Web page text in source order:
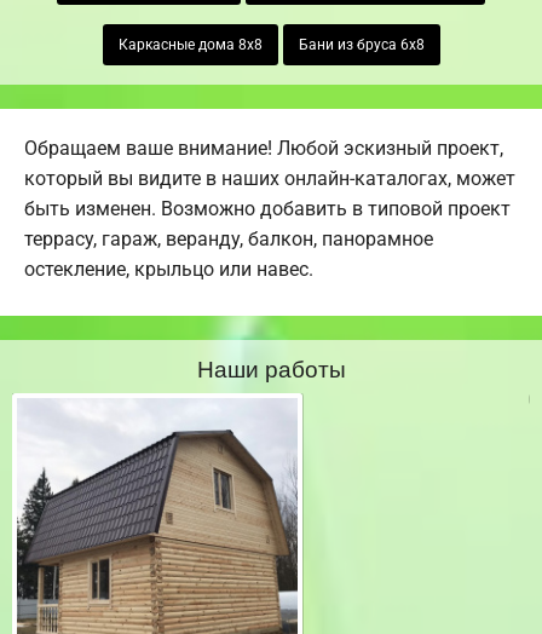
Каркасные дома 8х8 Бани из бруса 6х8
Обращаем ваше внимание! Любой эскизный проект,
который вы видите в наших онлайн-каталогах, может
быть изменен. Возможно добавить в типовой проект
террасу, гараж, веранду, балкон, панорамное
остекление, крыльцо или навес.
Наши работы